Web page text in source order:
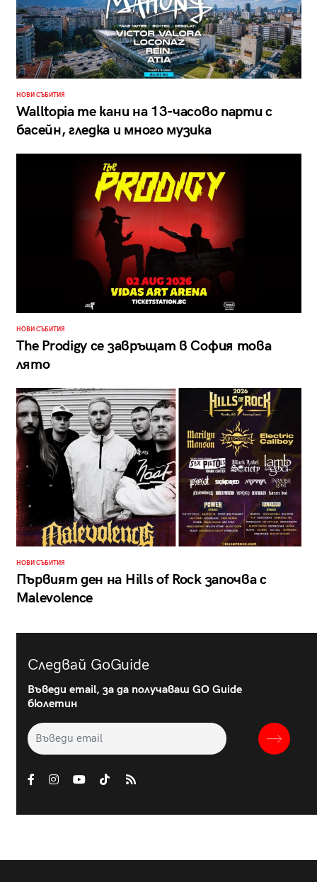
НОВИ СЪБИТИЯ
Walltopia те кани на 13-часово парти с
басейн, гледка и много музика
НОВИ СЪБИТИЯ
The Prodigy се завръщат в София това
лято
НОВИ СЪБИТИЯ
Първият ден на Hills of Rock започва с
Malevolence
Следвай GoGuide
Въведи email, за да получаваш GO Guide
бюлетин